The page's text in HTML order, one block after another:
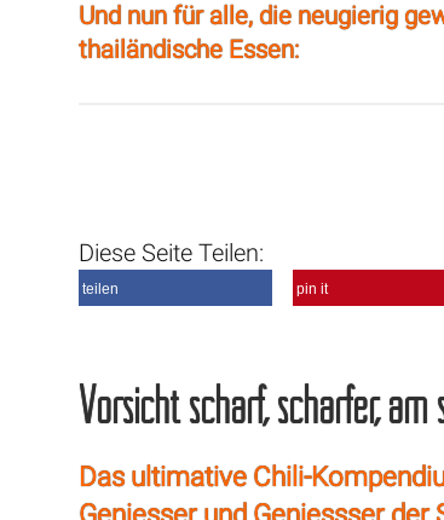
Und nun für alle, die neugierig
thailändische Essen:
Diese Seite Teilen:
teilen pin it
Vorsicht scharf, schärfer, am
Das ultimative Chili-